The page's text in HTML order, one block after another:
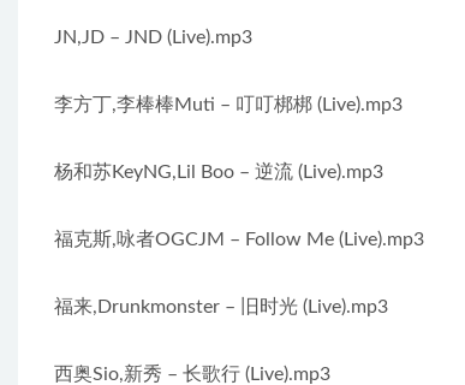
JN,JD – JND (Live).mp3
李方丁,李棒棒Muti – 叮叮梆梆 (Live).mp3
杨和苏KeyNG,Lil Boo – 逆流 (Live).mp3
福克斯,咏者OGCJM – Follow Me (Live).mp3
福来,Drunkmonster – 旧时光 (Live).mp3
西奥Sio,新秀 – 长歌行 (Live).mp3